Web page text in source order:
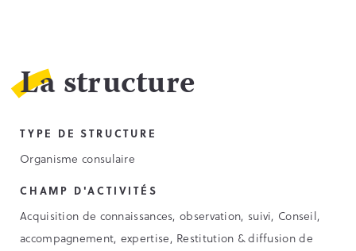
La structure
TYPE DE STRUCTURE
Organisme consulaire
CHAMP D'ACTIVITÉS
Acquisition de connaissances, observation, suivi, Conseil,
accompagnement, expertise, Restitution & diffusion de